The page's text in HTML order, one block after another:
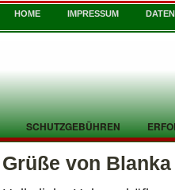
HOME IMPRESSUM
SCHUTZGEBÜHREN
Grüße von Blanka